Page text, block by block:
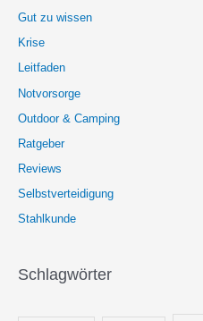
Gut zu wissen
Krise
Leitfaden
Notvorsorge
Outdoor & Camping
Ratgeber
Reviews
Selbstverteidigung
Stahlkunde
Schlagwörter